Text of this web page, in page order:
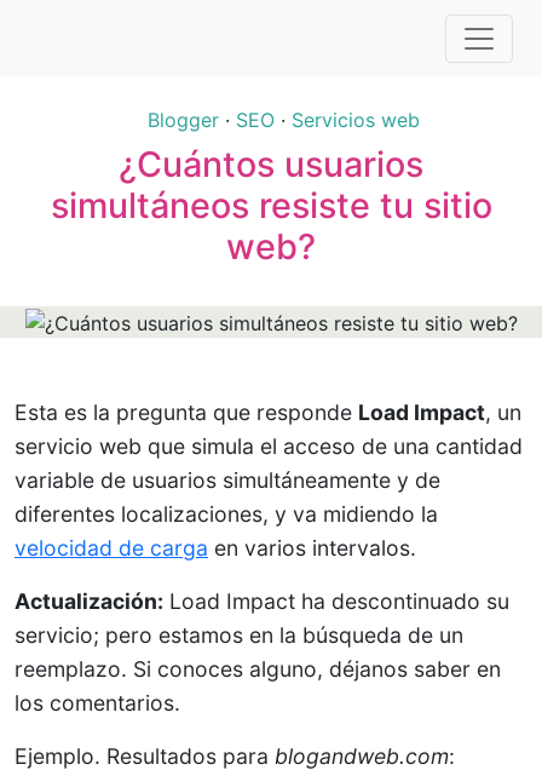
Blogger · SEO · Servicios web
¿Cuántos usuarios
simultáneos resiste tu sitio
web?
Esta es la pregunta que responde Load Impact, un
servicio web que simula el acceso de una cantidad
variable de usuarios simultáneamente y de
diferentes localizaciones, y va midiendo la
velocidad de carga en varios intervalos.
Actualización: Load Impact ha descontinuado su
servicio; pero estamos en la búsqueda de un
reemplazo. Si conoces alguno, déjanos saber en
los comentarios.
Ejemplo. Resultados para blogandweb.com: